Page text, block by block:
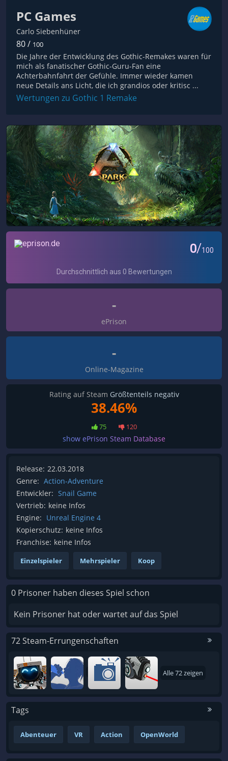
PC Games
Carlo Siebenhüner
80 / 100
Die Jahre der Entwicklung des Gothic-Remakes waren für
mich als fanatischer Gothic-Guru-Fan eine
Achterbahnfahrt der Gefühle. Immer wieder kamen
neue Details ans Licht, die ich grandios oder kritisc ...
Wertungen zu Gothic 1 Remake
-
ePrison
-
Online-Magazine
Rating auf Steam Größtenteils negativ
38.46%
75 120
show ePrison Steam Database
Release: 22.03.2018
Genre: Action-Adventure
Entwickler: Snail Game
Vertrieb: keine Infos
Engine: Unreal Engine 4
Kopierschutz: keine Infos
Franchise: keine Infos
Einzelspieler Mehrspieler Koop
0 Prisoner haben dieses Spiel schon
Kein Prisoner hat oder wartet auf das Spiel
72 Steam-Errungenschaften
Alle 72 zeigen
Tags
Abenteuer VR Action OpenWorld